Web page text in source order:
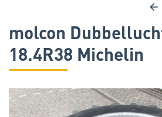
molcon
18.4R38 Michelin
arrow_back